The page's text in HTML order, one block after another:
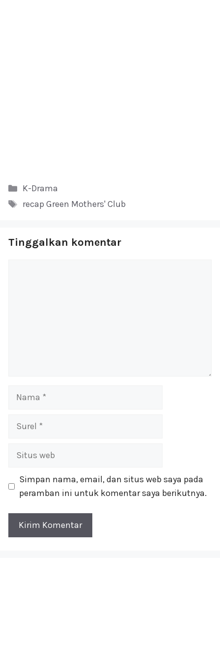
Kategori
K-Drama
Tag
recap Green Mothers' Club
Tinggalkan komentar
Nama
Surel
Situs
Simpan nama, email, dan situs web saya pada
peramban ini untuk komentar saya berikutnya.